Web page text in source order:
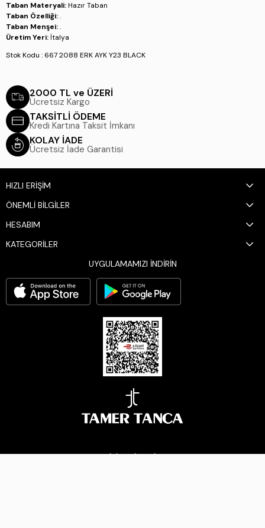
Taban Materyali:Hazır Taban
Taban Özelliği:.
Taban Menşei:.
Üretim Yeri: İtalya
Stok Kodu : 667 2088 ERK AYK Y23 BLACK
2000 TL ve ÜZERİ
Ücretsiz Kargo
TAKSİTLİ ÖDEME
Kredi Kartına Taksit İmkanı
KOLAY İADE
Ücretsiz İade Garantisi
HIZLI ERİŞİM
ÖNEMLİ BİLGİLER
HESABIM
KATEGORİLER
UYGULAMAMIZI İNDİRİN
BİZİ TAKİP EDİN